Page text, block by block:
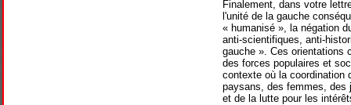
Finalement, dans votre
l'unité de la gauche
« humanisé », la négation
anti-scientifiques, anti-
gauche ». Ces orientations
des forces populaires et
contexte où la coordination
paysans, des femmes, des
et de la lutte pour les